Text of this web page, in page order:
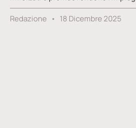
Redazione 18 Dicembre 2025